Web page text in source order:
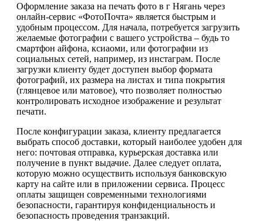
Оформление заказа на печать фото в г Нягань через
онлайн-сервис «ФотоПочта» является быстрым и
удобным процессом. Для начала, потребуется загрузить
желаемые фотографии с вашего устройства – будь то
смартфон айфона, ксиаоми, или фотографии из
социальных сетей, например, из инстаграм. После
загрузки клиенту будет доступен выбор формата
фотографий, их размера на листах и типа покрытия
(глянцевое или матовое), что позволяет полностью
контролировать исходное изображение и результат
печати.
После конфигурации заказа, клиенту предлагается
выбрать способ доставки, который наиболее удобен для
него: почтовая отправка, курьерская доставка или
получение в пункт выдачие. Далее следует оплата,
которую можно осуществить используя банковскую
карту на сайте или в приложении сервиса. Процесс
оплаты защищен современными технологиями
безопасности, гарантируя конфиденциальность и
безопасность проведения транзакций.